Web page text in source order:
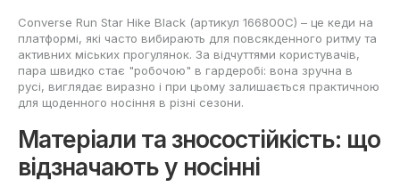
Converse Run Star Hike Black (артикул 166800C) – це кеди на
платформі, які часто вибирають для повсякденного ритму та
активних міських прогулянок. За відчуттями користувачів,
пара швидко стає "робочою" в гардеробі: вона зручна в
русі, виглядає виразно і при цьому залишається практичною
для щоденного носіння в різні сезони.
Матеріали та зносостійкість: що
відзначають у носінні